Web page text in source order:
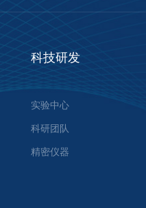
科技研发
实验中心
科研团队
精密仪器